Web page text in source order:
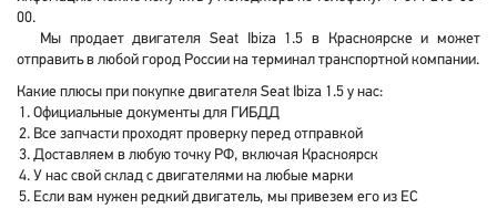
00.
Мы продает двигателя Seat Ibiza 1.5 в Красноярске и может
отправить в любой город России на терминал транспортной компании.
Какие плюсы при покупке двигателя Seat Ibiza 1.5 у нас:
Официальные документы для ГИБДД
Все запчасти проходят проверку перед отправкой
Доставляем в любую точку РФ, включая Красноярск
У нас свой склад с двигателями на любые марки
Если вам нужен редкий двигатель, мы привезем его из ЕС